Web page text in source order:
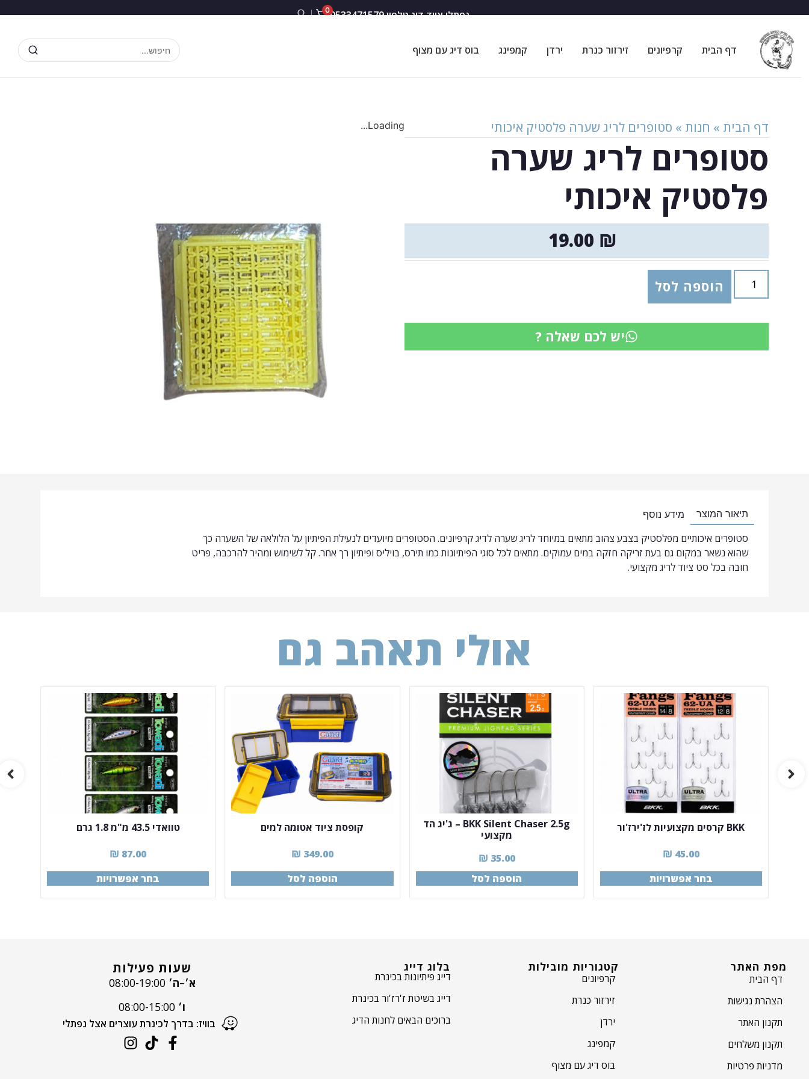
נפתלי ציוד דיג טלפון 0533471579 0
דף הבית קרפיונים זירזור כנרת ירדן קמפינג בוס דיג עם מצוף חיפוש...
Loading... דף הבית » חנות » סטופרים לריג שערה פלסטיק איכותי
סטופרים לריג שערה
פלסטיק איכותי
19.00 ₪
הוספה לסל
יש לכם שאלה ?
תיאור המוצר מידע נוסף
סטופרים איכותיים מפלסטיק בצבע צהוב מתאים במיוחד לריג שערה לדיג קרפיונים. הסטופרים מיועדים לנעילת הפיתיון על הלולאה של השערה כך
שהוא נשאר במקום גם בעת זריקה חזקה במים עמוקים. מתאים לכל סוגי הפיתיונות כמו תירס, בויליס ופיתיון רך אחר. קל לשימוש ומהיר להרכבה, פריט
חובה בכל סט ציוד לריג מקצועי.
אולי תאהב גם
BKK קרסים מקצועיות לז'ירז'ור
45.00
₪
בחר אפשרויות
BKK Silent Chaser 2.5g – ג'יג הד
מקצועי
35.00
₪
הוספה לסל
קופסת ציוד אטומה למים
349.00
₪
הוספה לסל
טוואדי 43.5 מ"מ 1.8 גרם
87.00
₪
בחר אפשרויות
מפת האתר
דף הבית
הצהרת נגישות
תקנון האתר
תקנון משלחים
מדניות פרטיות
קטגוריות מובילות
קרפיונים
זירזור כנרת
ירדן
קמפינג
בוס דיג עם מצוף
בלוג דייג
דייג פיתיונות בכינרת
דייג בשיטת ז'רז'ור בכינרת
ברוכים הבאים לחנות הדיג
שעות פעילות
א׳–ה׳ 08:00-19:00
ו׳ 08:00-15:00
בוויז: בדרך לכינרת עוצרים אצל נפתלי